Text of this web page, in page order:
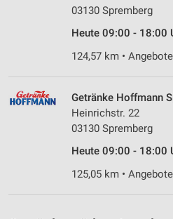
03130 Spremberg
Heute 09:00 - 18:00
124,57 km •
Getränke Hoffmann
Heinrichstr. 22
03130 Spremberg
Heute 09:00 - 18:00
125,05 km •
Verwendung genauer
Informationen identifizieren
Notwendig
Performance